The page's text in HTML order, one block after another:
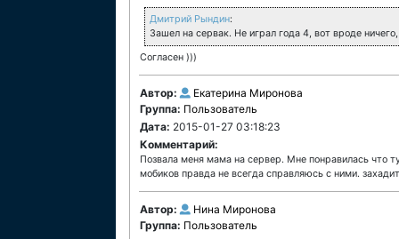
Дмитрий Рындин:
Зашел на сервак. Не играл года 4, вот вроде
Согласен )))
Автор:
Екатерина Миронова
Группа: Пользователь
Дата: 2015-01-27 03:18:23
Комментарий:
Позвала меня мама на сервер. Мне понравилась что
мобиков правда не всегда справляюсь с ними.
Автор:
Нина Миронова
Группа: Пользователь